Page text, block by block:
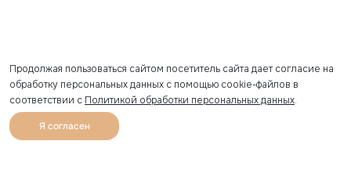
Каталог Избранное
Продолжая пользоваться сайтом посетитель сайта дает согласие на
обработку персональных данных с помощью cookie-файлов в
соответствии с Политикой обработки персональных данных.
Я согласен